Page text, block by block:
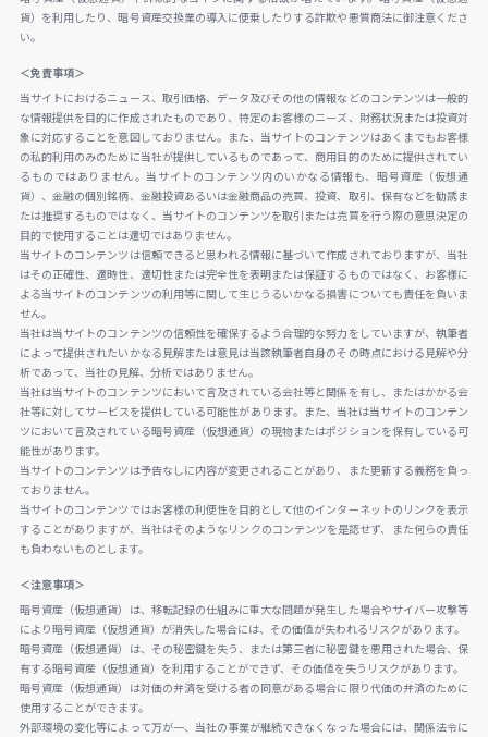
貨）を利用したり、暗号資産交換業の導入に便乗したりする詐欺や悪質商法に御注意くださ
い。
＜免責事項＞
当サイトにおけるニュース、取引価格、データ及びその他の情報などのコンテンツは一般的
な情報提供を目的に作成されたものであり、特定のお客様のニーズ、財務状況または投資対
象に対応することを意図しておりません。また、当サイトのコンテンツはあくまでもお客様
の私的利用のみのために当社が提供しているものであって、商用目的のために提供されてい
るものではありません。当サイトのコンテンツ内のいかなる情報も、暗号資産（仮想通
貨）、金融の個別銘柄、金融投資あるいは金融商品の売買、投資、取引、保有などを勧誘ま
たは推奨するものではなく、当サイトのコンテンツを取引または売買を行う際の意思決定の
目的で使用することは適切ではありません。
当サイトのコンテンツは信頼できると思われる情報に基づいて作成されておりますが、当社
はその正確性、適時性、適切性または完全性を表明または保証するものではなく、お客様に
よる当サイトのコンテンツの利用等に関して生じうるいかなる損害についても責任を負いま
せん。
当社は当サイトのコンテンツの信頼性を確保するよう合理的な努力をしていますが、執筆者
によって提供されたいかなる見解または意見は当該執筆者自身のその時点における見解や分
析であって、当社の見解、分析ではありません。
当社は当サイトのコンテンツにおいて言及されている会社等と関係を有し、またはかかる会
社等に対してサービスを提供している可能性があります。また、当社は当サイトのコンテン
ツにおいて言及されている暗号資産（仮想通貨）の現物またはポジションを保有している可
能性があります。
当サイトのコンテンツは予告なしに内容が変更されることがあり、また更新する義務を負っ
ておりません。
当サイトのコンテンツではお客様の利便性を目的として他のインターネットのリンクを表示
することがありますが、当社はそのようなリンクのコンテンツを是認せず、また何らの責任
も負わないものとします。
＜注意事項＞
暗号資産（仮想通貨）は、移転記録の仕組みに重大な問題が発生した場合やサイバー攻撃等
により暗号資産（仮想通貨）が消失した場合には、その価値が失われるリスクがあります。
暗号資産（仮想通貨）は、その秘密鍵を失う、または第三者に秘密鍵を悪用された場合、保
有する暗号資産（仮想通貨）を利用することができず、その価値を失うリスクがあります。
暗号資産（仮想通貨）は対価の弁済を受ける者の同意がある場合に限り代価の弁済のために
使用することができます。
外部環境の変化等によって万が一、当社の事業が継続できなくなった場合には、関係法令に